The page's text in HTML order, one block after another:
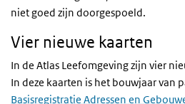
niet goed zijn doorgespoeld.
Vier nieuwe kaarten
In de Atlas Leefomgeving zijn vier
In deze kaarten is het bouwjaar van
Basisregistratie Adressen en